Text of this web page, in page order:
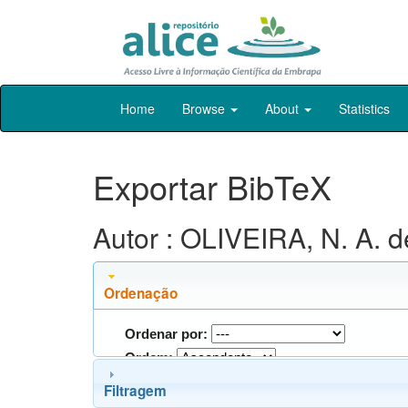
Skip
Home Browse About Statistics
Exportar BibTeX
Autor : OLIVEIRA, N. A.
Ordenação
Ordenar por:
Ordem:
Filtragem